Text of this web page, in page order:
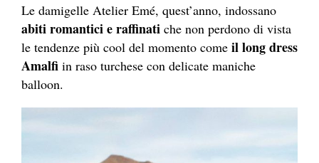
Le damigelle Atelier Emé, quest’anno, indossano
abiti romantici e raffinati che non perdono di vista
le tendenze più cool del momento come il long dress
Amalfi in raso turchese con delicate maniche
balloon.